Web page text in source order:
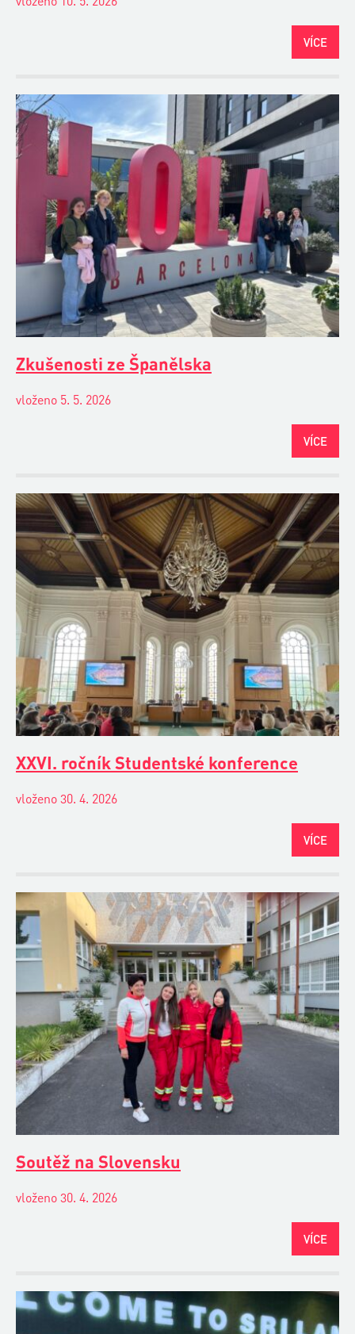
VÍCE
Zkušenosti ze Španělska
vloženo 5. 5. 2026
VÍCE
XXVI. ročník Studentské konference
vloženo 30. 4. 2026
VÍCE
Soutěž na Slovensku
vloženo 30. 4. 2026
VÍCE